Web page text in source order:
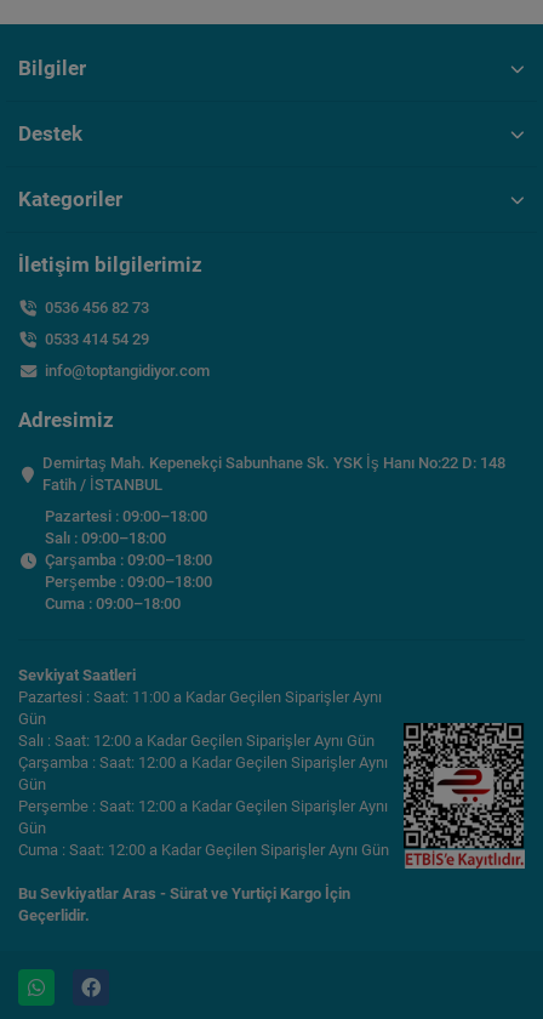
Bilgiler
Destek
Kategoriler
İletişim bilgilerimiz
0536 456 82 73
0533 414 54 29
info@toptangidiyor.com
Adresimiz
Demirtaş Mah. Kepenekçi Sabunhane Sk. YSK İş Hanı No:22 D: 148
Fatih / İSTANBUL
Pazartesi : 09:00–18:00
Salı : 09:00–18:00
Çarşamba : 09:00–18:00
Perşembe : 09:00–18:00
Cuma : 09:00–18:00
Sevkiyat Saatleri
Pazartesi : Saat: 11:00 a Kadar Geçilen Siparişler Aynı
Gün
Salı : Saat: 12:00 a Kadar Geçilen Siparişler Aynı Gün
Çarşamba : Saat: 12:00 a Kadar Geçilen Siparişler Aynı
Gün
Perşembe : Saat: 12:00 a Kadar Geçilen Siparişler Aynı
Gün
Cuma : Saat: 12:00 a Kadar Geçilen Siparişler Aynı Gün
Bu Sevkiyatlar Aras - Sürat ve Yurtiçi Kargo İçin
Geçerlidir.